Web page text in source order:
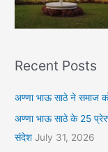
Recent Posts
अण्णा भाऊ साठे ने समाज
अण्णा भाऊ साठे के 25
संदेश July 31, 2026